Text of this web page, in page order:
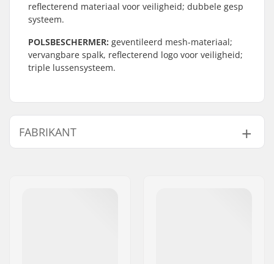
reflecterend materiaal voor veiligheid; dubbele gesp
systeem.
POLSBESCHERMER: geventileerd mesh-materiaal;
vervangbare spalk, reflecterend logo voor veiligheid;
triple lussensysteem.
FABRIKANT